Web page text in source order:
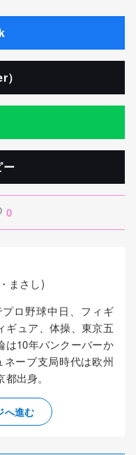
ー
0
まさし)
ロ野球中日、フィギ
ギュア、体操、東京五
は10年バンクーバーか
ーブ支局時代は欧州
出身。
へ進む